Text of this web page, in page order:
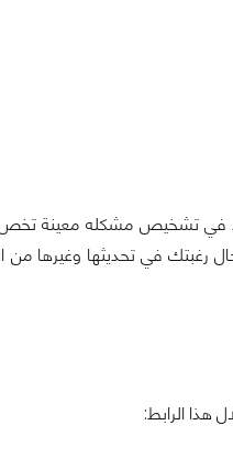
في تشخيص مشكله معينة
رغبتك في تحديثها وغيرها من